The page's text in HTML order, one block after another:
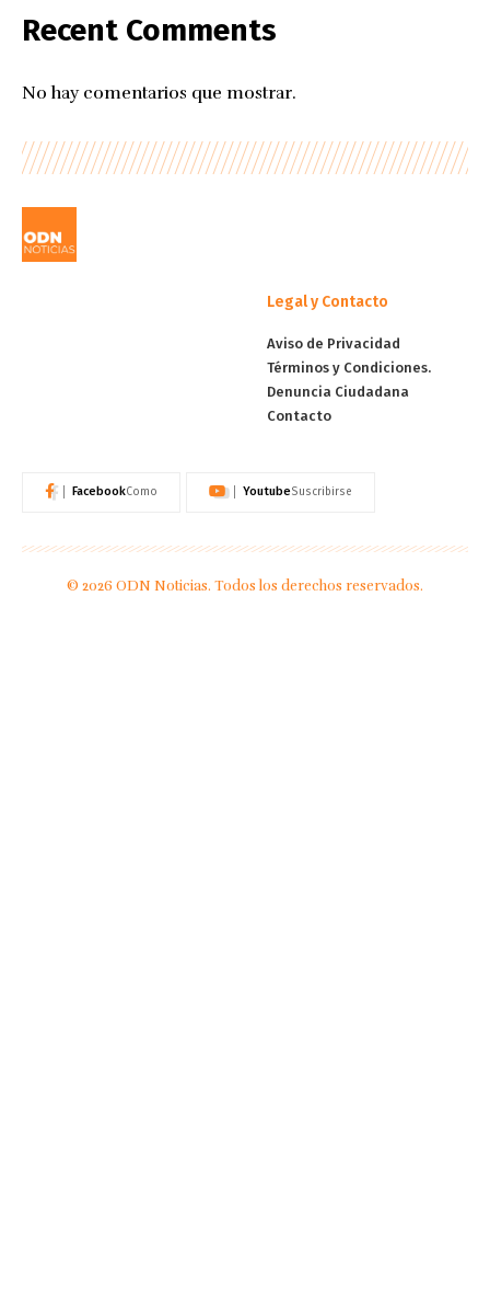
Recent Comments
No hay comentarios que mostrar.
Legal y Contacto
Aviso de Privacidad
Términos y Condiciones.
Denuncia Ciudadana
Contacto
FacebookComo YoutubeSuscribirse
© 2026 ODN Noticias. Todos los derechos reservados.